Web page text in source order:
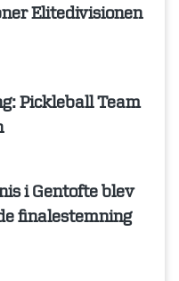
Elitedivisionen
Pickleball Team
i Gentofte blev
finalestemning